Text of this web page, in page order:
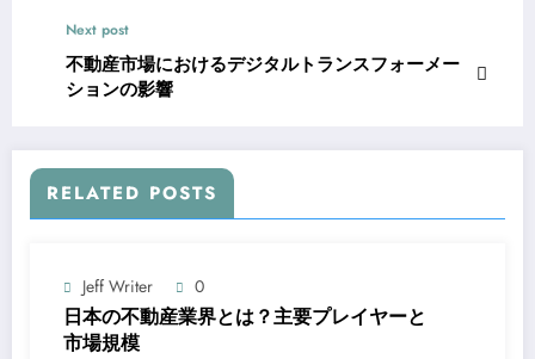
Next post
不動産市場におけるデジタルトランスフォーメー
ションの影響
RELATED POSTS
Jeff Writer 0
日本の不動産業界とは？主要プレイヤーと
市場規模